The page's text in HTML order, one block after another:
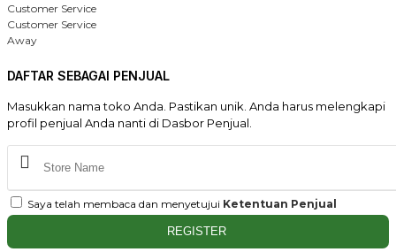
Customer Service
Customer Service
Away
DAFTAR SEBAGAI PENJUAL
Masukkan nama toko Anda. Pastikan unik. Anda harus melengkapi
profil penjual Anda nanti di Dasbor Penjual.
Saya telah membaca dan menyetujui Ketentuan Penjual
REGISTER